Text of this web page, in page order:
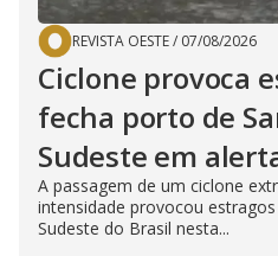
REVISTA OESTE/ 07/08/2026
Ciclone provoca
fecha porto de
Sudeste em
A passagem de um ciclone
intensidade provocou
Sudeste do Brasil nesta...